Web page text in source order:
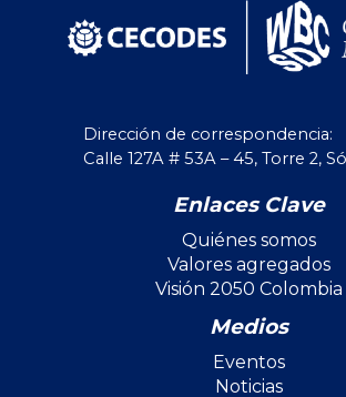
Dirección de correspondencia:
Calle 127A # 53A – 45, Torre 2,
Enlaces Clave
Quiénes somos
Valores agregados
Visión 2050 Colombia
Medios
Eventos
Noticias